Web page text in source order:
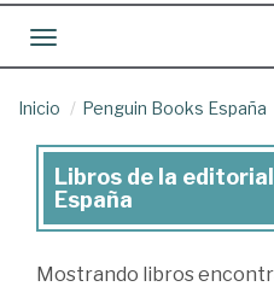
Toggle navigation
Inicio Penguin Books España
Libros
de
la
Libros de la
España
Mostrando libros